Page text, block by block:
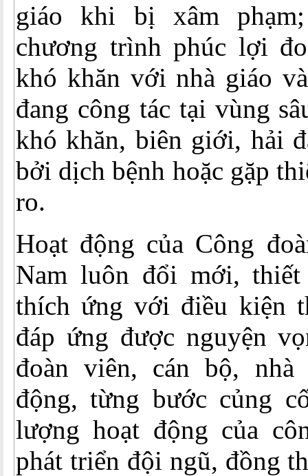
giáo khi bị xâm
chương trình phúc lợi
khó khăn với nhà giáo
đang công tác tại vùng
khó khăn, biên giới, hải
bởi dịch bệnh hoặc gặp
ro.
Hoạt động của Công
Nam luôn đổi mới,
thích ứng với điều kiện
đáp ứng được nguyện
đoàn viên, cán bộ,
động, từng bước củng
lượng hoạt động của
phát triển đội ngũ, đồng